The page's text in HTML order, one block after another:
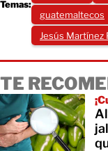
Temas:
guatemaltecos
Jesús Martínez
TE